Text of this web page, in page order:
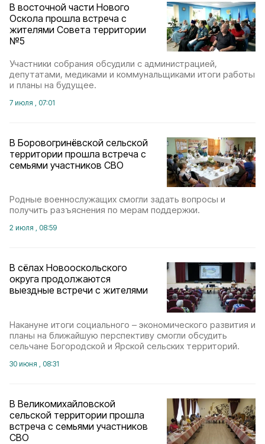
В восточной части Нового
Оскола прошла встреча с
жителями Совета территории
№5
Участники собрания обсудили с администрацией,
депутатами, медиками и коммунальщиками итоги работы
и планы на будущее.
7 июля , 07:01
В Боровогринёвской сельской
территории прошла встреча с
семьями участников СВО
Родные военнослужащих смогли задать вопросы и
получить разъяснения по мерам поддержки.
2 июля , 08:59
В сёлах Новооскольского
округа продолжаются
выездные встречи с жителями
Накануне итоги социального – экономического развития и
планы на ближайшую перспективу смогли обсудить
сельчане Богородской и Ярской сельских территорий.
30 июня , 08:31
В Великомихайловской
сельской территории прошла
встреча с семьями участников
СВО